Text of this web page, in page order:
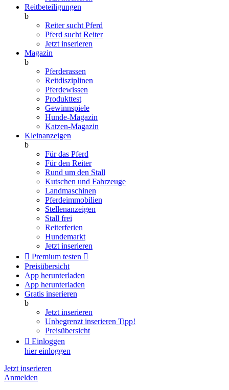
Reitbeteiligungen
b
Reiter sucht Pferd
Pferd sucht Reiter
Jetzt inserieren
Magazin
b
Pferderassen
Reitdisziplinen
Pferdewissen
Produkttest
Gewinnspiele
Hunde-Magazin
Katzen-Magazin
Kleinanzeigen
b
Für das Pferd
Für den Reiter
Rund um den Stall
Kutschen und Fahrzeuge
Landmaschinen
Pferdeimmobilien
Stellenanzeigen
Stall frei
Reiterferien
Hundemarkt
Jetzt inserieren
 Premium testen 
Preisübersicht
App herunterladen
App herunterladen
Gratis inserieren
b
Jetzt inserieren
Unbegrenzt inserieren Tipp!
Preisübersicht
 Einloggen
hier einloggen
Jetzt inserieren
Anmelden